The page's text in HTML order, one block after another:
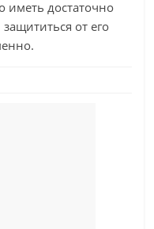
иметь достаточно
от его